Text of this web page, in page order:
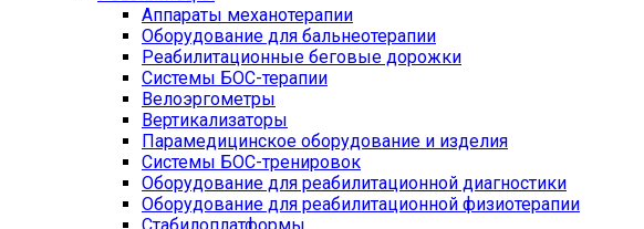
Аппараты механотерапии
Оборудование для бальнеотерапии
Реабилитационные беговые дорожки
Системы БОС-терапии
Велоэргометры
Вертикализаторы
Парамедицинское оборудование и изделия
Системы БОС-тренировок
Оборудование для реабилитационной диагностики
Оборудование для реабилитационной физиотерапии